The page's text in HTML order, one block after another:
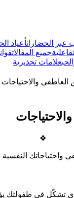
عبر الحضاراتأعياد
جميع المقالات
علامات تحذيرية
العاطفي والاحتياجات
❖
واحتياجاتك النفسية
تشكّل في طفولتك